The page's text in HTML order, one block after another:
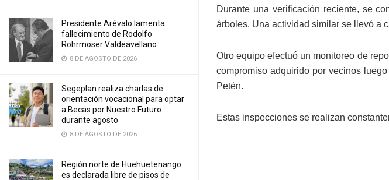
Presidente Arévalo lamenta
fallecimiento de Rodolfo
Rohrmoser Valdeavellano
8 DE AGOSTO DE 2026
Segeplan realiza charlas de
orientación vocacional para optar
a Becas por Nuestro Futuro
durante agosto
8 DE AGOSTO DE 2026
Región norte de Huehuetenango
es declarada libre de pisos de
Durante una verificación reciente, se
árboles. Una actividad similar se llevó a
Otro equipo efectuó un monitoreo de
compromiso adquirido por vecinos
Petén.
Estas inspecciones se realizan